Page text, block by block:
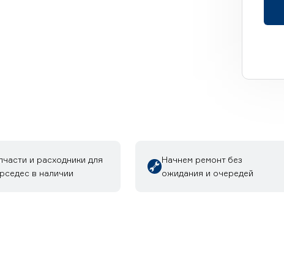
и расходники для
в наличии
Начнем ремонт без
ожидания и очередей